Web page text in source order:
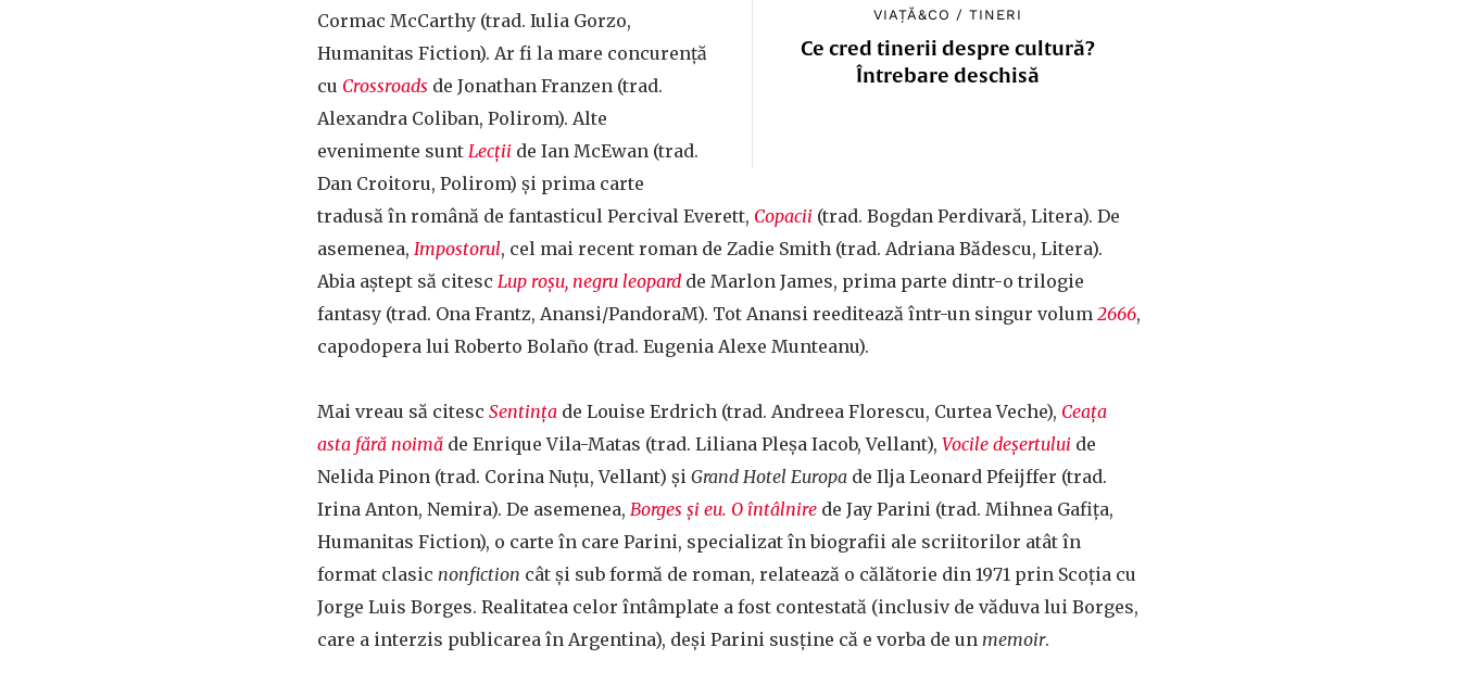
VIAȚĂ&CO /TINERI
Ce cred tinerii despre cultură?
Întrebare deschisă
Cormac McCarthy (trad. Iulia Gorzo,
Humanitas Fiction). Ar fi la mare concurență
cu Crossroads de Jonathan Franzen (trad.
Alexandra Coliban, Polirom). Alte
evenimente sunt Lecţii de Ian McEwan (trad.
Dan Croitoru, Polirom) și prima carte
tradusă în română de fantasticul Percival Everett, Copacii (trad. Bogdan Perdivară, Litera). De
asemenea, Impostorul, cel mai recent roman de Zadie Smith (trad. Adriana Bădescu, Litera).
Abia aștept să citesc Lup roșu, negru leopard de Marlon James, prima parte dintr-o trilogie
fantasy (trad. Ona Frantz, Anansi/PandoraM). Tot Anansi reeditează într-un singur volum 2666,
capodopera lui Roberto Bolaño (trad. Eugenia Alexe Munteanu).
Mai vreau să citesc Sentinţa de Louise Erdrich (trad. Andreea Florescu, Curtea Veche), Ceața
asta fără noimă de Enrique Vila-Matas (trad. Liliana Pleșa Iacob, Vellant), Vocile deșertului de
Nelida Pinon (trad. Corina Nuțu, Vellant) și Grand Hotel Europa de Ilja Leonard Pfeijffer (trad.
Irina Anton, Nemira). De asemenea, Borges și eu. O întâlnire de Jay Parini (trad. Mihnea Gafița,
Humanitas Fiction), o carte în care Parini, specializat în biografii ale scriitorilor atât în
format clasic nonfiction cât și sub formă de roman, relatează o călătorie din 1971 prin Scoția cu
Jorge Luis Borges. Realitatea celor întâmplate a fost contestată (inclusiv de văduva lui Borges,
care a interzis publicarea în Argentina), deși Parini susține că e vorba de un memoir.